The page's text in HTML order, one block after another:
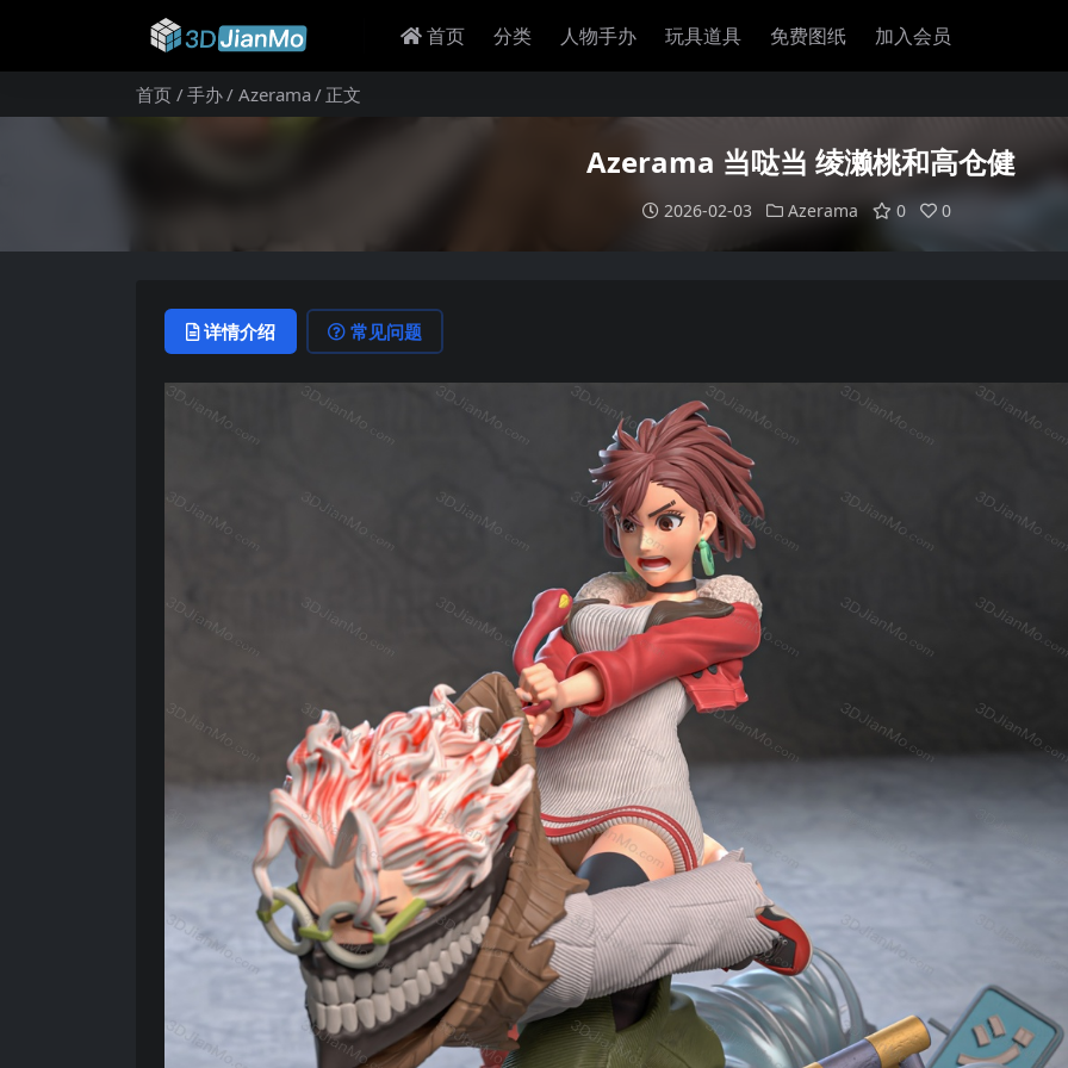
首页 分类 人物手办 玩具道具 免费图纸 加入会员
首页 手办 Azerama 正文
Azerama 当哒当 绫濑桃和高仓健
2026-02-03 Azerama 0 0
详情介绍 常见问题